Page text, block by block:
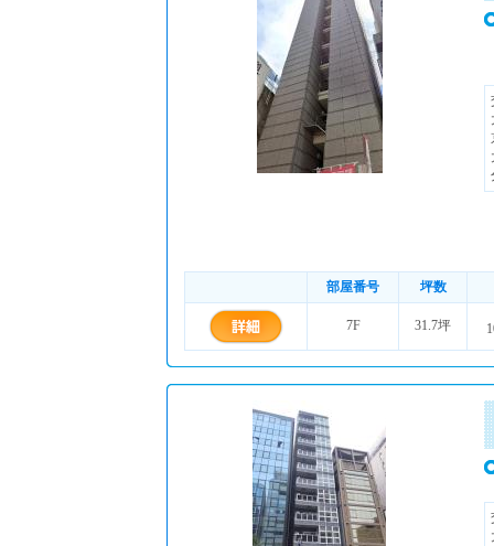
部屋番号 坪数
7F 31.7坪